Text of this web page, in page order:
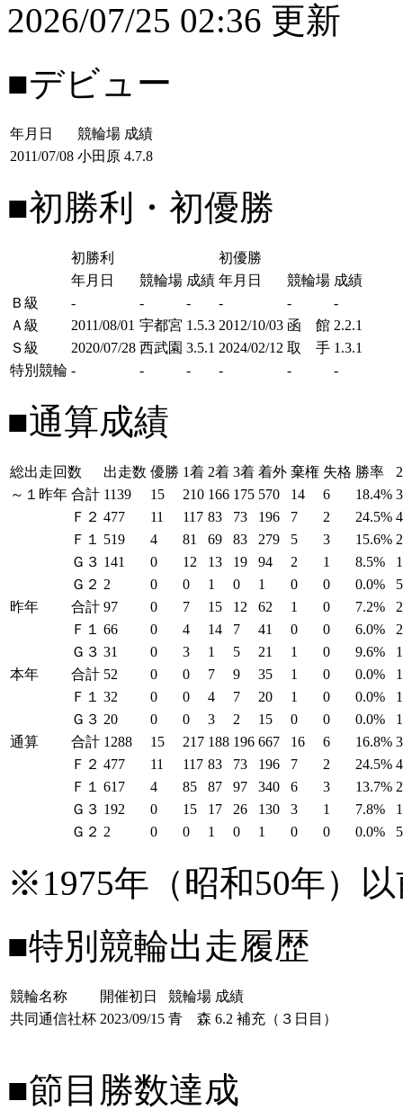
2026/07/25 02:36 更新
■デビュー
年月日 競輪場 成績
2011/07/08 小田原 4.7.8
■初勝利・初優勝
初勝利
初優勝
年月日
競輪場 成績 年月日 競輪場 成績
Ｂ級
- - - - -
-
Ａ級
2011/08/01 宇都宮 1.5.3 2012/10/03 函 館 2.2.1
Ｓ級
2020/07/28 西武園 3.5.1 2024/02/12 取 手 1.3.1
特別競輪 - - - - - -
■通算成績
総出走回数 出走数 優勝 1着 2着 3着 着外 棄権 失格 勝率
～１昨年 合計 1139 15 210 166 175 570 14 6 18.4%
Ｆ２ 477 11 117 83 73 196 7 2 24.5%
Ｆ１
519 4 81 69 83 279 5 3 15.6%
Ｇ３ 141 0 12 13 19 94 2 1 8.5%
Ｇ２ 2 0 0 1 0 1 0 0 0.0%
昨年
合計 97 0 7 15 12 62 1 0 7.2%
Ｆ１
66 0 4 14 7 41 0 0 6.0%
Ｇ３ 31 0 3 1 5 21 1 0 9.6%
本年
合計 52 0 0 7 9 35 1 0 0.0%
Ｆ１
32 0 0 4 7 20 1 0 0.0%
Ｇ３ 20 0 0 3 2 15 0 0 0.0%
通算
合計 1288 15 217 188 196 667 16 6 16.8%
Ｆ２ 477 11 117 83 73 196 7 2 24.5%
Ｆ１
617 4 85 87 97 340 6 3 13.7%
Ｇ３ 192 0 15 17 26 130 3 1 7.8%
Ｇ２ 2 0 0 1 0 1 0 0 0.0%
※1975年（昭和50年）
■特別競輪出走履歴
競輪名称 開催初日 競輪場 成績
共同通信社杯 2023/09/15 青 森 6.2 補充（３日目）
■節目勝数達成